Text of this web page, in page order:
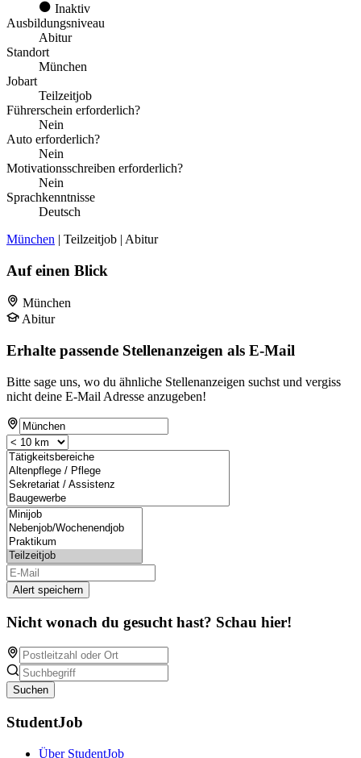
Inaktiv
Ausbildungsniveau
Abitur
Standort
München
Jobart
Teilzeitjob
Führerschein erforderlich?
Nein
Auto erforderlich?
Nein
Motivationsschreiben erforderlich?
Nein
Sprachkenntnisse
Deutsch
München | Teilzeitjob | Abitur
Auf einen Blick
München
Abitur
Erhalte passende Stellenanzeigen als E-Mail
Bitte sage uns, wo du ähnliche Stellenanzeigen suchst und vergiss
nicht deine E-Mail Adresse anzugeben!
Alert speichern
Nicht wonach du gesucht hast? Schau hier!
Suchen
StudentJob
Über StudentJob